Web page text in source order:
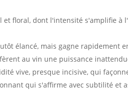
et floral, dont l'intensité s'amplifie à
élancé, mais gagne rapidement
au vin une puissance
vive, presque incisive, qui
qui s'affirme avec subtilité et